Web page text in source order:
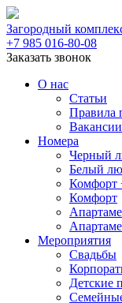
Загородный
+7 985 016-80-08
Заказать звонок
О нас
Статьи
Правила
Вакансии
Номера
Черный
Белый
Комфорт
Комфорт
Мероприятия
Свадьбы
Детские